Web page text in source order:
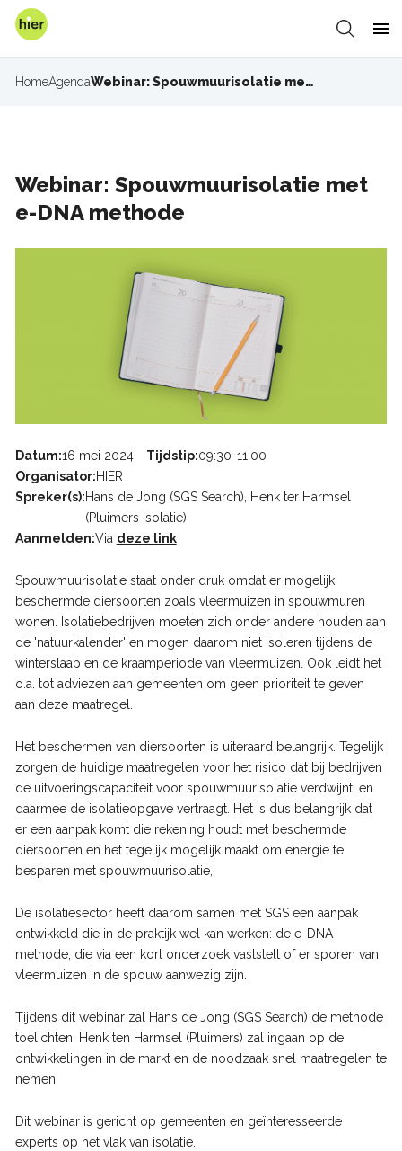
Overslaan
Zoeken
Kruimelpad
HomeAgenda Webinar: Spouwmuurisolatie met e-DNA methode
Webinar: Spouwmuurisolatie met
e-DNA methode
Datum 16 mei 2024 Tijdstip 09:30-11:00
Organisator HIER
Spreker(s) Hans de Jong (SGS Search)
Henk ter Harmsel
(Pluimers Isolatie)
Aanmelden Via deze link
Spouwmuurisolatie staat onder druk omdat er mogelijk
beschermde diersoorten zoals vleermuizen in spouwmuren
wonen. Isolatiebedrijven moeten zich onder andere houden aan
de 'natuurkalender' en mogen daarom niet isoleren tijdens de
winterslaap en de kraamperiode van vleermuizen. Ook leidt het
o.a. tot adviezen aan gemeenten om geen prioriteit te geven
aan deze maatregel.
Het beschermen van diersoorten is uiteraard belangrijk. Tegelijk
zorgen de huidige maatregelen voor het risico dat bij bedrijven
de uitvoeringscapaciteit voor spouwmuurisolatie verdwijnt, en
daarmee de isolatieopgave vertraagt. Het is dus belangrijk dat
er een aanpak komt die rekening houdt met beschermde
diersoorten en het tegelijk mogelijk maakt om energie te
besparen met spouwmuurisolatie,
De isolatiesector heeft daarom samen met SGS een aanpak
ontwikkeld die in de praktijk wel kan werken: de e-DNA-
methode, die via een kort onderzoek vaststelt of er sporen van
vleermuizen in de spouw aanwezig zijn.
Tijdens dit webinar zal Hans de Jong (SGS Search) de methode
toelichten. Henk ten Harmsel (Pluimers) zal ingaan op de
ontwikkelingen in de markt en de noodzaak snel maatregelen te
nemen.
Dit webinar is gericht op gemeenten en geïnteresseerde
experts op het vlak van isolatie.